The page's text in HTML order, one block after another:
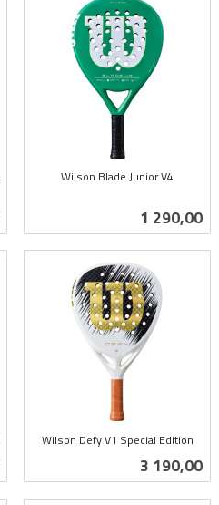
Wilson Blade Junior V4
Pris
1 290,00
Wilson Defy V1 Special Edition
Pris
3 190,00